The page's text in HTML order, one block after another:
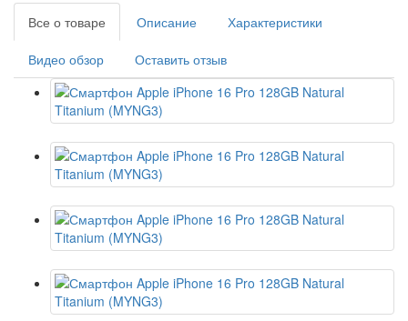
Все о товаре Описание Характеристики
Видео обзор Оставить отзыв